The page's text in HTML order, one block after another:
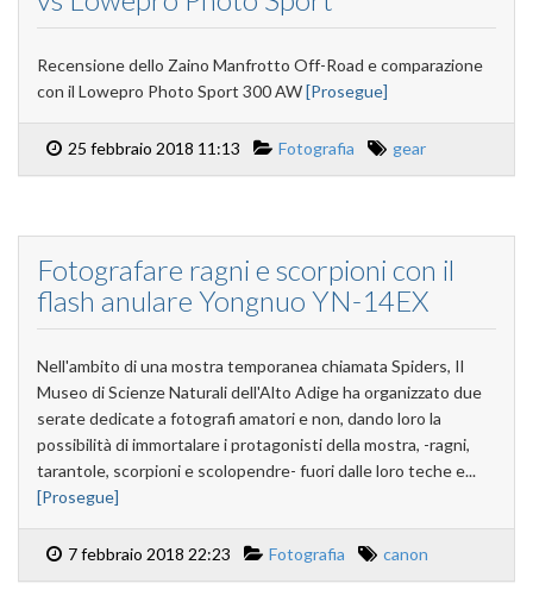
Recensione dello Zaino Manfrotto Off-Road e comparazione
con il Lowepro Photo Sport 300 AW[Prosegue]
25 febbraio 2018 11:13 Fotografia gear
Fotografare ragni e scorpioni con il
flash anulare Yongnuo YN-14EX
Nell'ambito di una mostra temporanea chiamata Spiders, Il
Museo di Scienze Naturali dell'Alto Adige ha organizzato due
serate dedicate a fotografi amatori e non, dando loro la
possibilità di immortalare i protagonisti della mostra, -ragni,
tarantole, scorpioni e scolopendre- fuori dalle loro teche e...
[Prosegue]
7 febbraio 2018 22:23 Fotografia canon